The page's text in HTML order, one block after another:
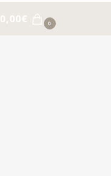
0,00€ 0